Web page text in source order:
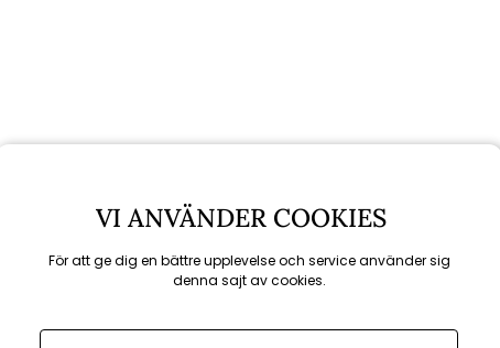
VI ANVÄNDER COOKIES
För att ge dig en bättre upplevelse och service använder sig
denna sajt av cookies.